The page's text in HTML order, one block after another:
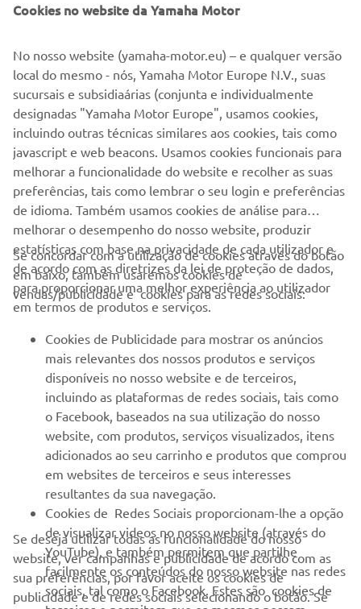
EMPRESA
MAIS YAMAHA
SERVIÇO E SUPORTE
NEWSLETTER
Seja o primeiro a saber das últimas ofertas, eventos especiais,
novos lançamentos e muito mais
SUBSCREVER
Cookies no website da Yamaha Motor
No nosso website (yamaha-motor.eu) – e qualquer versão
local do mesmo - nós, Yamaha Motor Europe N.V., suas
sucursais e subsidiaárias (conjunta e individualmente
designadas "Yamaha Motor Europe", usamos cookies,
incluindo outras técnicas similares aos cookies, tais como
javascript e web beacons. Usamos cookies funcionais para
melhorar a funcionalidade do website e recolher as suas
preferências, tais como lembrar o seu login e preferências
de idioma. Também usamos cookies de análise para
melhorar o desempenho do nosso website, produzir
estatísticas com base na privacidade de cada utilizador e
de acordo com as diretrizes da lei de proteção de dados,
para proporcionar uma melhor experiência ao utilizador
em termos de produtos e serviços.
Se concordar com a utilização de cookies através do botão
em baixo, também usaremos cookies de
vendas/publicidade e cookies para as redes sociais:
Cookies de Publicidade para mostrar os anúncios
mais relevantes dos nossos produtos e serviços
disponíveis no nosso website e de terceiros,
incluindo as plataformas de redes sociais, tais como
o Facebook, baseados na sua utilização do nosso
website, com produtos, serviços visualizados, itens
adicionados ao seu carrinho e produtos que comprou
em websites de terceiros e seus interesses
resultantes da sua navegação.
Cookies de Redes Sociais proporcionam-lhe a opção
de visualizar videos no nosso website (através do
YouTube), e também permitem que partilhe
facilmente os conteúdos do nosso website nas redes
sociais, tal como o Facebook. Estes são cookies de
Se deseja utilizar todas as funcionalidade do nosso
website, ver campanhas e publicidade de acordo com as
sua preferências, por favor aceite os cookies de
publicidade e de redes sociais selecionando o botão. Se